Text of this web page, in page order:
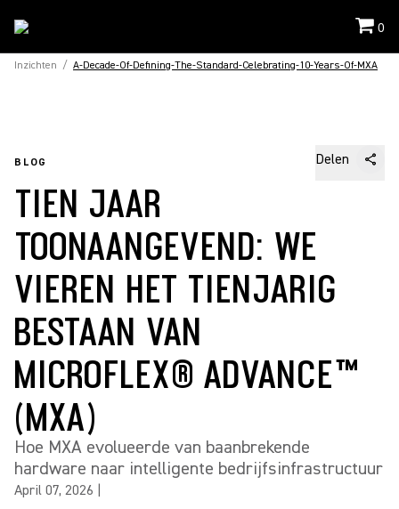
0
Inzichten / A-Decade-Of-Defining-The-Standard-Celebrating-10-Years-Of-MXA
BLOG Delen
TIEN JAAR
TOONAANGEVEND: WE
VIEREN HET TIENJARIG
BESTAAN VAN
MICROFLEX® ADVANCE™
(MXA)
Hoe MXA evolueerde van baanbrekende
hardware naar intelligente bedrijfsinfrastructuur
April 07, 2026